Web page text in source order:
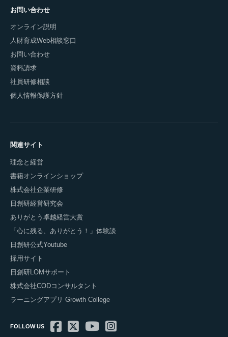
お問い合わせ
オンライン説明
人財育成Web相談窓口
お問い合わせ
資料請求
社員研修相談
個人情報保護方針
関連サイト
理念と経営
書籍オンラインショップ
株式会社企業研修
日創研経営研究会
ありがとう卓越経営大賞
「心に残る、ありがとう！」体験談
日創研公式Youtube
採用サイト
日創研LOMサポート
株式会社CODコンサルタント
ラーニングアプリ Growth College
FOLLOW US